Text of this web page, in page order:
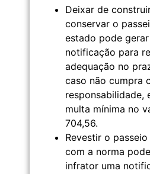
Deixar de
conservar o
estado pode
notificação para
adequação no
caso não cumpra
responsabilidade,
multa mínima no
704,56.
Revestir o
com a norma
infrator uma